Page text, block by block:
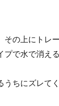
その上にトレ
プで水で消え
うちにズレて